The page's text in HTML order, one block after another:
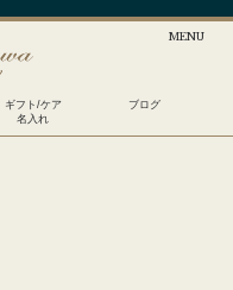
ギフト/ケア
名入れ
ブログ